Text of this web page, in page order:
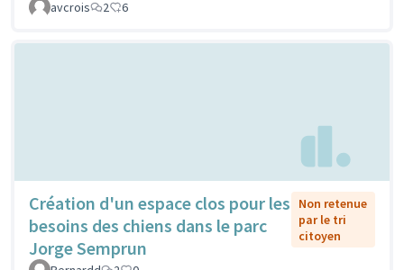
avcrois
2 6
Création d'un espace clos pour les
besoins des chiens dans le parc
Jorge Semprun
Non retenue
par le tri
citoyen